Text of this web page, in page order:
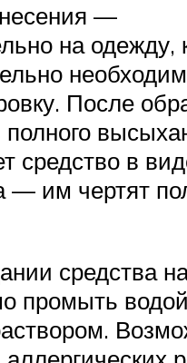
—
на одежду,
После
средство в
— им чертят
средства
промыть